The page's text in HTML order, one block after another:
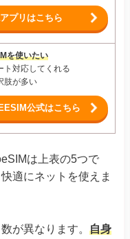
プリはこちら
を使いたい
ト対応してくれる
肢が多い
公式はこちら
は上表の5つで
適にネットを使えま
が異なります。 自身